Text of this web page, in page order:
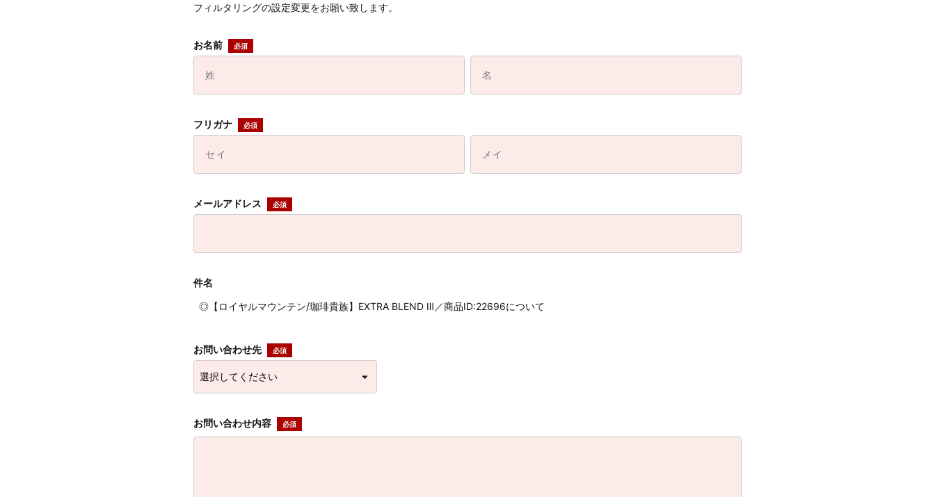
フィルタリングの設定変更をお願い致します。
お名前
フリガナ
メールアドレス
件名
◎【ロイヤルマウンテン/珈琲貴族】EXTRA BLEND Ⅲ／商品ID:22696について
お問い合わせ先
お問い合わせ内容